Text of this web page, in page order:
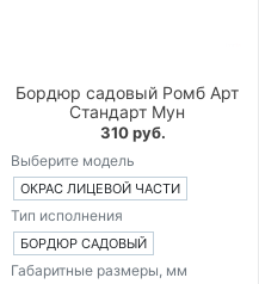
Бордюр садовый Ромб Арт
Стандарт Мун
310 руб.
Выберите модель
ОКРАС ЛИЦЕВОЙ ЧАСТИ
Тип исполнения
БОРДЮР САДОВЫЙ
Габаритные размеры, мм